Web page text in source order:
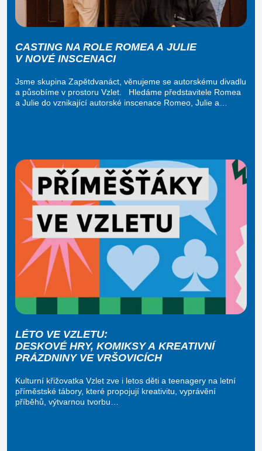
CASTING NA ROLE ROMEA A JULIE
V NOVÉ INSCENACI
Jsme skupina Zapětdvanáct, věnujeme se autorskému divadlu
a působíme v prostoru Vzlet. Hledáme představitele Romea
a Julie do vznikající autorské inscenace Romeo, Julie a…
LÉTO VE VZLETU:
DESKOVÉ HRY, KOMIKSY A KREATIVNÍ
PRÁZDNINY VE VRŠOVICÍCH
Kulturní křižovatka Vzlet zve i letos děti a teenagery na letní
příměstské tábory, které propojují kreativitu, vyprávění
příběhů, výtvarnou tvorbu…